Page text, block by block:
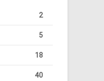
2
5
18
40